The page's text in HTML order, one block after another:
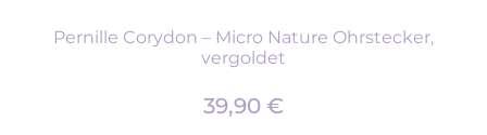
Pernille Corydon – Micro Nature Ohrstecker,
vergoldet
39,90 €